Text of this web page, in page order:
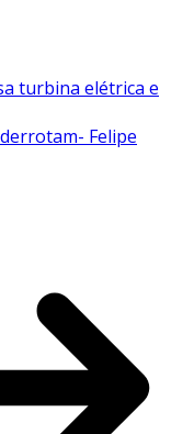
turbina elétrica e
Felipe